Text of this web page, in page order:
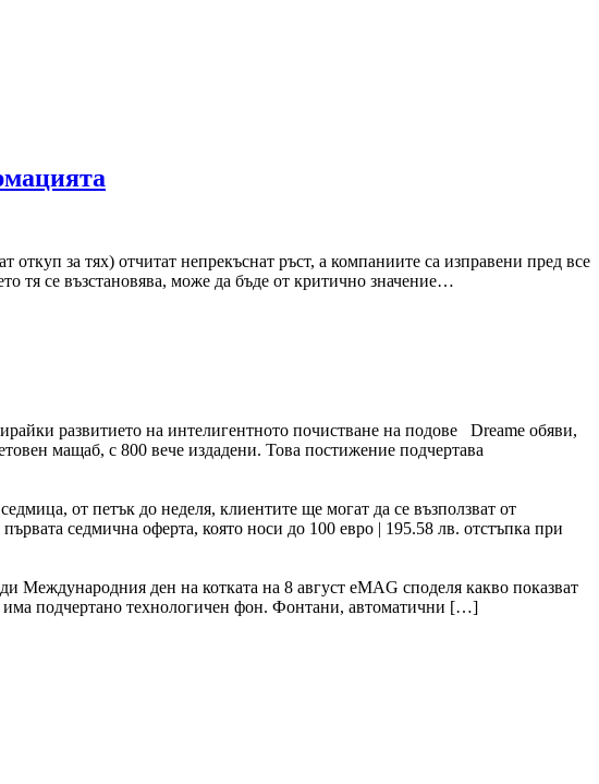
за тях) отчитат непрекъснат ръст, а компаниите са изправени пред все
тя се възстановява, може да бъде от критично значение…
развитието на интелигентното почистване на подове Dreame обяви,
мащаб, с 800 вече издадени. Това постижение подчертава
от петък до неделя, клиентите ще могат да се възползват от
седмична оферта, която носи до 100 евро | 195.58 лв. отстъпка при
Международния ден на котката на 8 август eMAG споделя какво показват
има подчертано технологичен фон. Фонтани, автоматични […]